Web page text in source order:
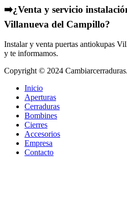
➡️¿Venta y servicio
Villanueva del Campillo?
Instalar y venta puertas antiokupas
y te informamos.
Copyright © 2024
Inicio
Aperturas
Cerraduras
Bombines
Cierres
Accesorios
Empresa
Contacto